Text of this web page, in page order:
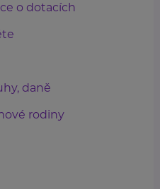
o dotacích
daně
rodiny